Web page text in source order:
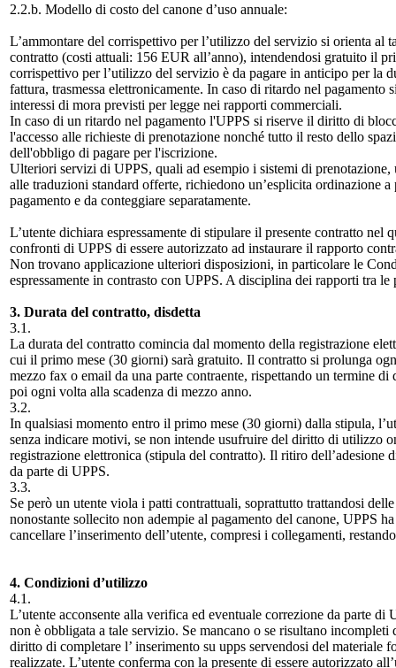
2.2.b. Modello di costo del canone d’uso annuale:
L’ammontare del corrispettivo per l’utilizzo del servizio si orienta
contratto (costi attuali: 156 EUR all’anno), intendendosi gratuito il
corrispettivo per l’utilizzo del servizio è da pagare in anticipo per la
fattura, trasmessa elettronicamente. In caso di ritardo nel
interessi di mora previsti per legge nei rapporti commerciali.
In caso di un ritardo nel pagamento l'UPPS si riserve il diritto di
l'accesso alle richieste di prenotazione nonché tutto il resto dello
dell'obbligo di pagare per l'iscrizione.
Ulteriori servizi di UPPS, quali ad esempio i sistemi di
alle traduzioni standard offerte, richiedono un’esplicita ordinazione
pagamento e da conteggiare separatamente.
L’utente dichiara espressamente di stipulare il presente contratto
confronti di UPPS di essere autorizzato ad instaurare il rapporto
Non trovano applicazione ulteriori disposizioni, in particolare le
espressamente in contrasto con UPPS. A disciplina dei rapporti tra
3. Durata del contratto, disdetta
3.1.
La durata del contratto comincia dal momento della registrazione
cui il primo mese (30 giorni) sarà gratuito. Il contratto si prolunga
mezzo fax o email da una parte contraente, rispettando un termine
poi ogni volta alla scadenza di mezzo anno.
3.2.
In qualsiasi momento entro il primo mese (30 giorni) dalla stipula,
senza indicare motivi, se non intende usufruire del diritto di utilizzo
registrazione elettronica (stipula del contratto). Il ritiro
da parte di UPPS.
3.3.
Se però un utente viola i patti contrattuali, soprattutto trattandosi
nonostante sollecito non adempie al pagamento del canone, UPPS
cancellare l’inserimento dell’utente, compresi i collegamenti,
4. Condizioni d’utilizzo
4.1.
L’utente acconsente alla verifica ed eventuale correzione da parte
non è obbligata a tale servizio. Se mancano o se risultano
diritto di completare l’ inserimento su upps servendosi del materiale
realizzate. L’utente conferma con la presente di essere autorizzato